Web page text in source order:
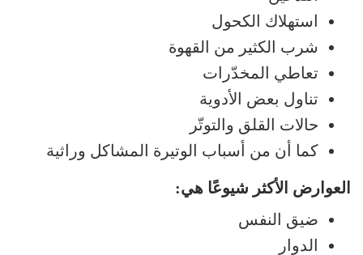
استهلاك الكحول
شرب الكثير من القهوة
تعاطي المخدّرات
تناول بعض الأدوية
حالات القلق والتوتّر
كما أن من أسباب الوتيرة المشاكل وراثية
العوارض الأكثر شيوعًا هي:
ضيق النفس
الدوار